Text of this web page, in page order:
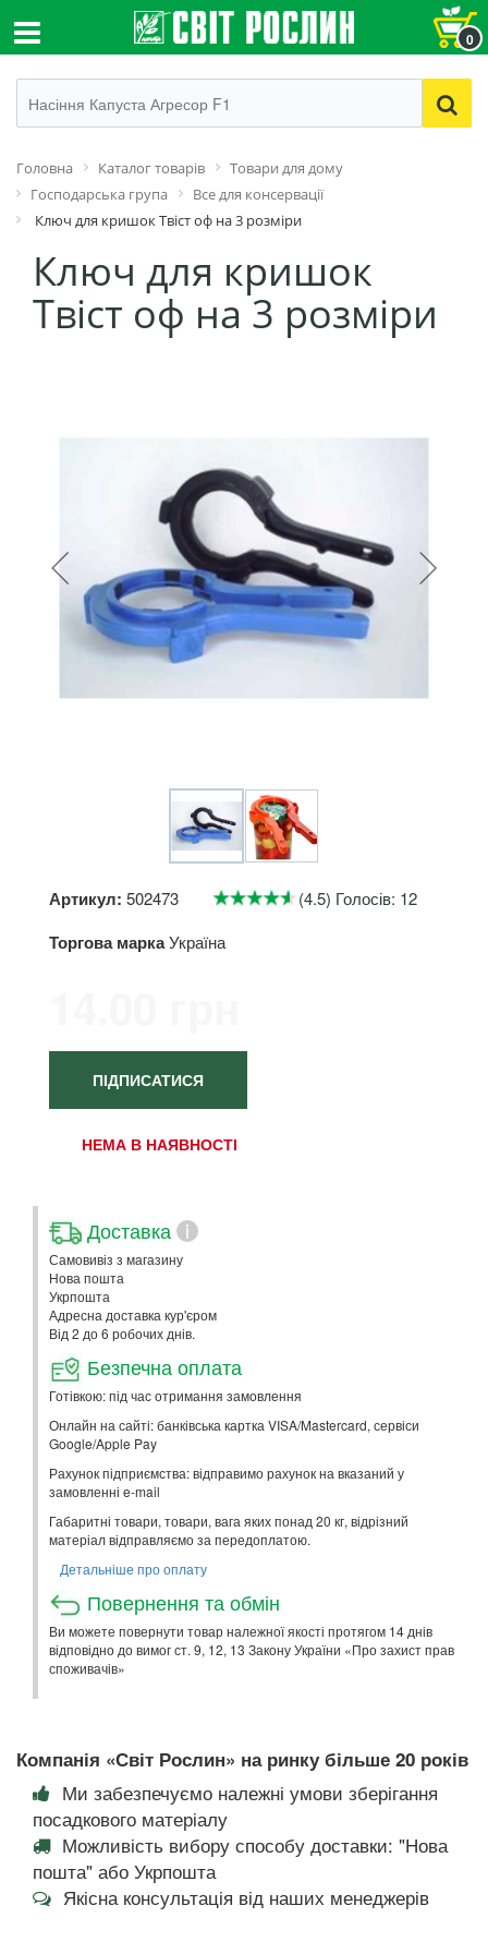
0
Головна Каталог товарів
Товари для дому
Господарська група
Все для консервації
Ключ для кришок Твіст оф на 3 розміри
Ключ для кришок
Твіст оф на 3 розміри
Артикул: 502473 (4.5) Голосів: 12
Торгова маркаУкраїна
ПІДПИСАТИСЯ
НЕМА В НАЯВНОСТІ
Доставка i
Самовивіз з магазину
Нова пошта
Укрпошта
Адресна доставка кур'єром
Від 2 до 6 робочих днів.
Безпечна оплата
Готівкою: під час отримання замовлення
Онлайн на сайті: банківська картка VISA/Mastercard, сервіси
Google/Apple Pay
Рахунок підприємства: відправимо рахунок на вказаний у
замовленні e-mail
Габаритні товари, товари, вага яких понад 20 кг, відрізний
матеріал відправляємо за передоплатою.
Детальніше про оплату
Повернення та обмін
Ви можете повернути товар належної якості протягом 14 днів
відповідно до вимог ст. 9, 12, 13 Закону України «Про захист прав
споживачів»
Компанія «Світ Рослин» на ринку більше 20 років
Ми забезпечуємо належні умови зберігання
посадкового матеріалу
Можливість вибору способу доставки: "Нова
пошта" або Укрпошта
Якісна консультація від наших менеджерів